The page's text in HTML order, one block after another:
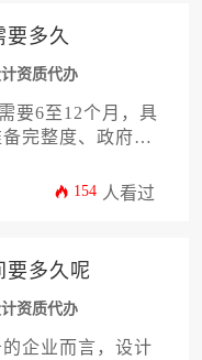
要多久
资质代办
要6至12个月，具
完整度、政府审
、建筑设计或相关
154 人看过
要多久呢
资质代办
企业而言，设计